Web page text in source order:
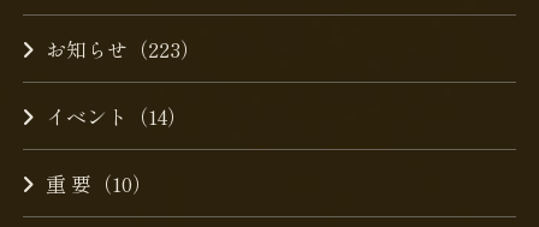
お知らせ（223）
イベント（14）
重 要（10）